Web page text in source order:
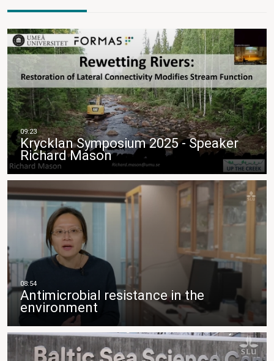
Krycklan Symposium 2025 - Speaker
Richard Mason
Antimicrobial resistance in the
environment